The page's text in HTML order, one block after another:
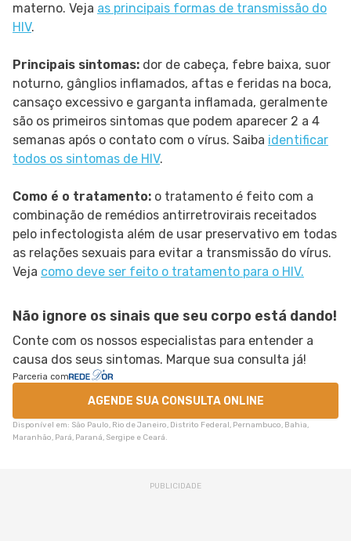
materno. Veja as principais formas de transmissão do
HIV.
Principais sintomas: dor de cabeça, febre baixa, suor
noturno, gânglios inflamados, aftas e feridas na boca,
cansaço excessivo e garganta inflamada, geralmente
são os primeiros sintomas que podem aparecer 2 a 4
semanas após o contato com o vírus. Saiba identificar
todos os sintomas de HIV.
Como é o tratamento: o tratamento é feito com a
combinação de remédios antirretrovirais receitados
pelo infectologista além de usar preservativo em todas
as relações sexuais para evitar a transmissão do vírus.
Veja como deve ser feito o tratamento para o HIV.
Não ignore os sinais que seu corpo está dando!
Conte com os nossos especialistas para entender a
causa dos seus sintomas. Marque sua consulta já!
Parceria com
AGENDE SUA CONSULTA ONLINE
Disponível em: São Paulo, Rio de Janeiro, Distrito Federal, Pernambuco, Bahia,
Maranhão, Pará, Paraná, Sergipe e Ceará.